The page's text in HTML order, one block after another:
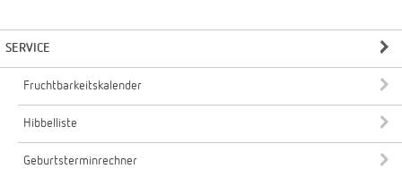
SERVICE
Fruchtbarkeitskalender
Hibbelliste
Geburtsterminrechner